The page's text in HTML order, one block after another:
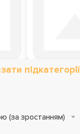
підкатегорії
(за зростанням)